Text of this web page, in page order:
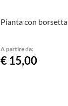
Pianta con borsetta
A partire da:
€ 15,00